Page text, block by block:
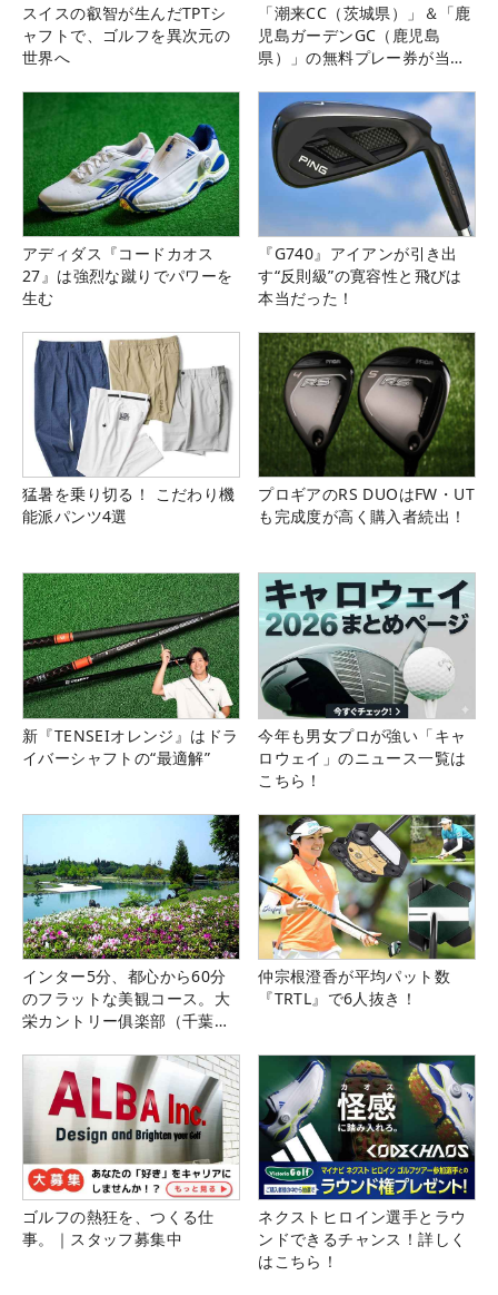
スイスの叡智が生んだTPTシ
ャフトで、ゴルフを異次元の
世界へ
「潮来CC（茨城県）」＆「鹿
児島ガーデンGC（鹿児島
県）」の無料プレー券が当た
アディダス『コードカオス
27』は強烈な蹴りでパワーを
生む
『G740』アイアンが引き出
す“反則級”の寛容性と飛びは
本当だった！
猛暑を乗り切る！ こだわり機
能派パンツ4選
プロギアのRS DUOはFW・UT
も完成度が高く購入者続出！
新『TENSEIオレンジ』はドラ
イバーシャフトの“最適解”
今年も男女プロが強い「キャ
ロウェイ」のニュース一覧は
こちら！
インター5分、都心から60分
のフラットな美観コース。大
栄カントリー俱楽部（千葉
仲宗根澄香が平均パット数
『TRTL』で6人抜き！
ゴルフの熱狂を、つくる仕
事。｜スタッフ募集中
ネクストヒロイン選手とラウ
ンドできるチャンス！詳しく
はこちら！